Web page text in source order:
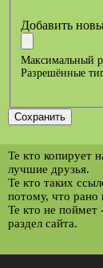
Добавить
Максимальный
Разрешённые
Те кто копирует
лучшие друзья.
Те кто таких
потому, что рано
Те кто не поймет
раздел сайта.